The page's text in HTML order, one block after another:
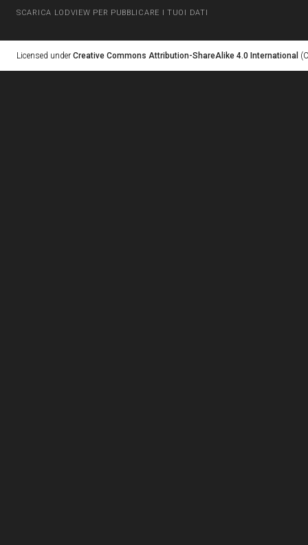
SCARICA LODVIEW PER PUBBLICARE I TUOI DATI
Licensed under Creative Commons Attribution-ShareAlike 4.0 International